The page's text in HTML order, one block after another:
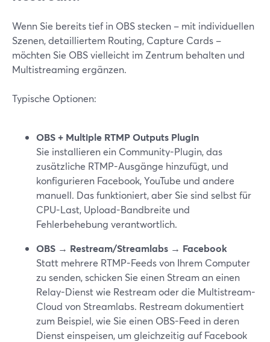
Wenn Sie bereits tief in OBS stecken – mit individuellen
Szenen, detailliertem Routing, Capture Cards –
möchten Sie OBS vielleicht im Zentrum behalten und
Multistreaming ergänzen.
Typische Optionen:
OBS + Multiple RTMP Outputs Plugin
Sie installieren ein Community-Plugin, das
zusätzliche RTMP-Ausgänge hinzufügt, und
konfigurieren Facebook, YouTube und andere
manuell. Das funktioniert, aber Sie sind selbst für
CPU-Last, Upload-Bandbreite und
Fehlerbehebung verantwortlich.
OBS → Restream/Streamlabs → Facebook
Statt mehrere RTMP-Feeds von Ihrem Computer
zu senden, schicken Sie einen Stream an einen
Relay-Dienst wie Restream oder die Multistream-
Cloud von Streamlabs. Restream dokumentiert
zum Beispiel, wie Sie einen OBS-Feed in deren
Dienst einspeisen, um gleichzeitig auf Facebook